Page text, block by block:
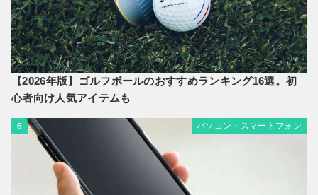
【2026年版】ゴルフボールのおすすめランキング16選。初
心者向け人気アイテムも
6 パソコン・スマートフォン